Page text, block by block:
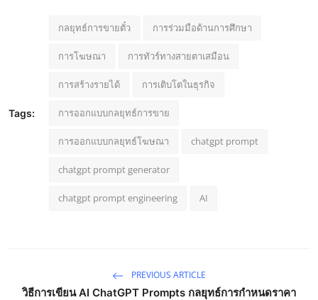
Tags:
กลยุทธ์การขายตั๋ว การร่วมมือด้านการศึกษา
การโฆษณา การทัวร์ทางสายตาเสมือน
การสร้างรายได้ การเติบโตในธุรกิจ
การออกแบบกลยุทธ์การขาย
การออกแบบกลยุทธ์โฆษณา chatgpt prompt
chatgpt prompt generator
chatgpt prompt engineering AI
PREVIOUS ARTICLE
วิธีการเขียน AI ChatGPT Prompts กลยุทธ์การกำหนดราคา